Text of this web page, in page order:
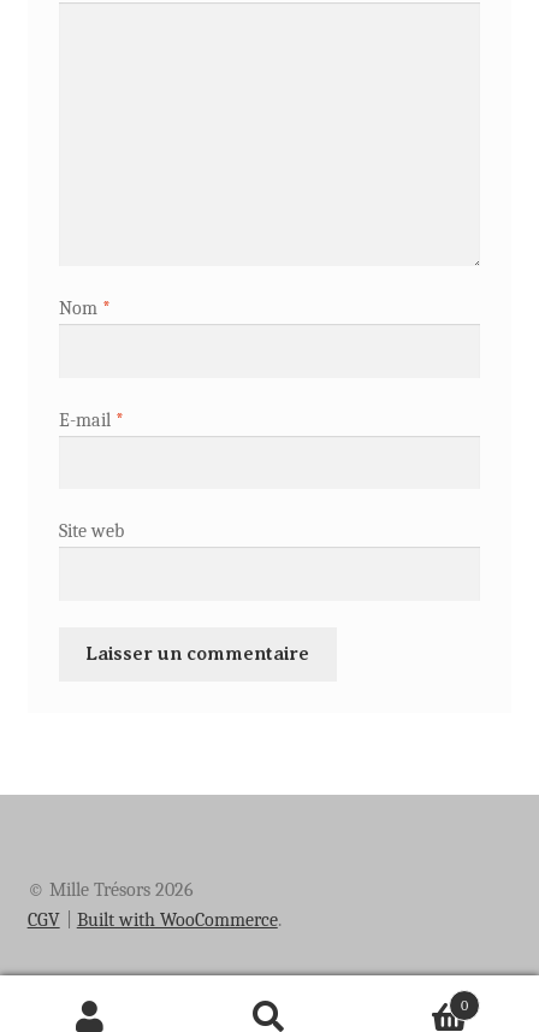
Nom *
E-mail *
Site web
© Mille Trésors 2026
CGV
Built with WooCommerce.
0